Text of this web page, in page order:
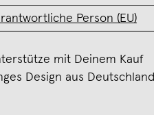
Person (EU)
mit Deinem Kauf
Design aus Deutschland